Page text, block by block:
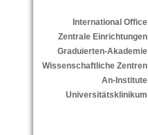
International Office
Zentrale Einrichtungen
Graduierten-Akademie
Wissenschaftliche Zentren
An-Institute
Universitätsklinikum